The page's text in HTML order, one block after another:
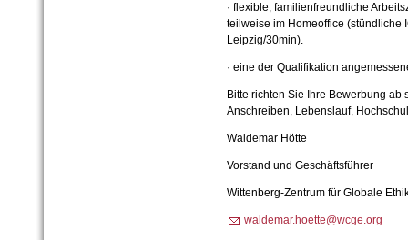
· flexible, familienfreundliche
teilweise im Homeoffice (stündliche
Leipzig/30min).
· eine der Qualifikation
Bitte richten Sie Ihre Bewerbung ab
Anschreiben, Lebenslauf,
Waldemar Hötte
Vorstand und Geschäftsführer
Wittenberg-Zentrum für Globale
waldemar.hoette@wcge.org